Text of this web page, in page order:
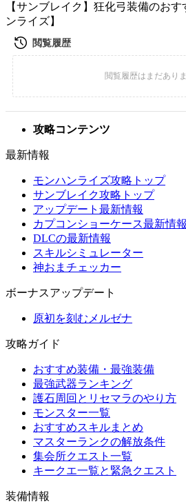
【サンブレイク】狂化弓装備のお
ンライズ】
攻略コンテンツ
最新情報
モンハンライズ攻略トップ
サンブレイク攻略トップ
アップデート最新情報
カプコンショーケース最新情報
DLCの最新情報
スキルシミュレーター
神おまチェッカー
ボーナスアップデート
原初を刻むメルゼナ
攻略ガイド
おすすめ装備・最強装備
最強武器ランキング
護石周回とリセマラのやり方
モンスター一覧
おすすめスキルまとめ
マスターランクの解放条件
集会所クエスト一覧
キークエ一覧と緊急クエスト
装備情報